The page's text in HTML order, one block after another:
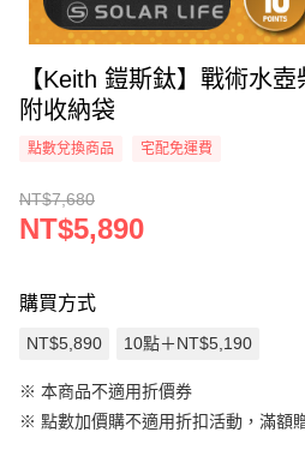
【Keith 鎧斯鈦】戰術水
附收納袋
點數兌換商品 宅配免運費
NT$7,680
NT$5,890
購買方式
NT$5,890 10點＋NT$5,190
※ 本商品不適用折價券
※ 點數加價購不適用折扣活動，滿額